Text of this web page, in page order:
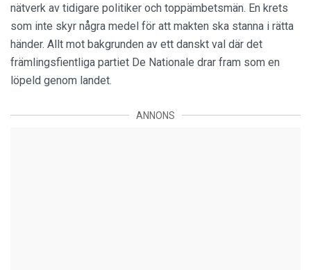
nätverk av tidigare politiker och toppämbetsmän. En krets
som inte skyr några medel för att makten ska stanna i rätta
händer. Allt mot bakgrunden av ett danskt val där det
främlingsfientliga partiet De Nationale drar fram som en
löpeld genom landet.
ANNONS